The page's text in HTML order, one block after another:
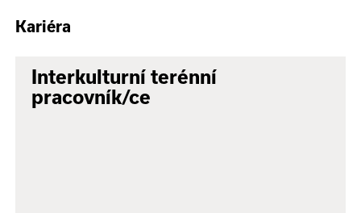
Kariéra
Interkulturní terénní
pracovník/ce